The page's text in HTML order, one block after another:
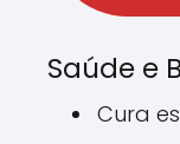
Saúde e
Cura